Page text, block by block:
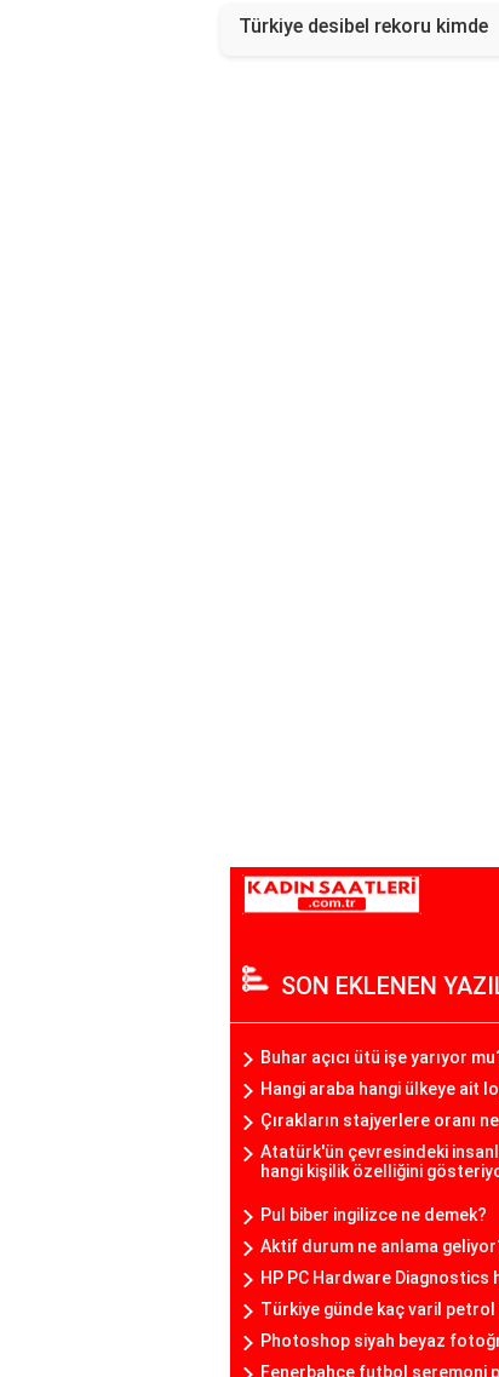
Türkiye desibel rekoru kimde
SON EKLENEN
Buhar açıcı ütü işe yarıyor
Hangi araba hangi ülkeye ait
Çırakların stajyerlere oranı
Atatürk'ün çevresindeki
hangi kişilik özelliğini
Pul biber ingilizce ne demek?
Aktif durum ne anlama
HP PC Hardware Diagnostics
Türkiye günde kaç varil
Photoshop siyah beyaz
Fenerbahçe futbol seremoni